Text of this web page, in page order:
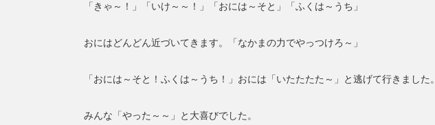
「きゃ～！」「いけ～～！」「おには～そと」「ふくは～うち」
おにはどんどん近づいてきます。「なかまの力でやっつけろ～」
「おには～そと！ふくは～うち！」おには「いたたたた～」と逃げて行きました。
みんな「やった～～」と大喜びでした。